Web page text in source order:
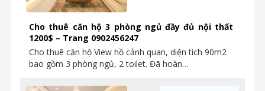
Cho thuê căn hộ 3 phòng ngủ đầy đủ nội thất
1200$ – Trang 0902456247
Cho thuê căn hộ View hồ cảnh quan, diện tích 90m2
bao gồm 3 phòng ngủ, 2 toilet. Đã hoàn…